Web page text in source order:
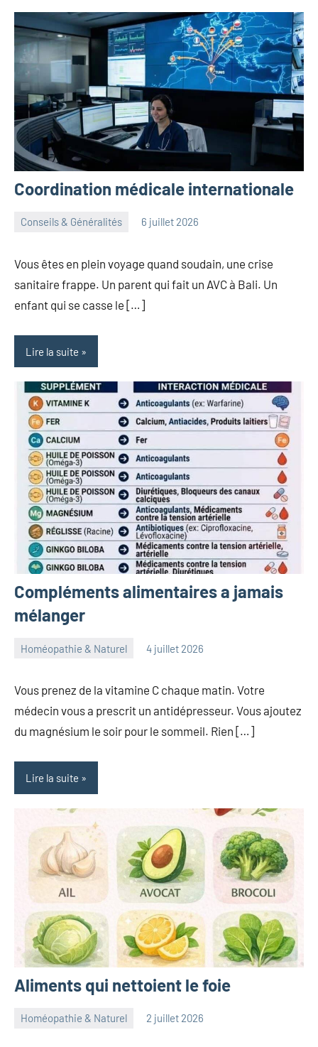
Coordination médicale internationale
Conseils & Généralités 6 juillet 2026
Vous êtes en plein voyage quand soudain, une crise
sanitaire frappe. Un parent qui fait un AVC à Bali. Un
enfant qui se casse le […]
Lire la suite
Compléments alimentaires a jamais
mélanger
Homéopathie & Naturel 4 juillet 2026
herbosafe
Vous prenez de la vitamine C chaque matin. Votre
médecin vous a prescrit un antidépresseur. Vous ajoutez
du magnésium le soir pour le sommeil. Rien […]
Lire la suite
Aliments qui nettoient le foie
Homéopathie & Naturel 2 juillet 2026
herbosafe